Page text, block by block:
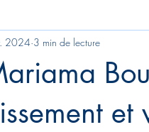
2024 3 min de lecture